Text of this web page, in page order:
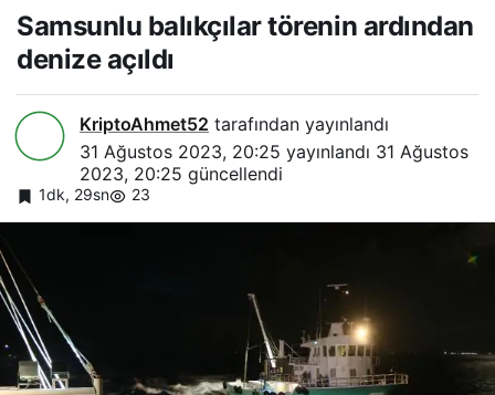
Samsunlu balıkçılar törenin ardından
denize açıldı
KriptoAhmet52 tarafından yayınlandı
31 Ağustos 2023, 20:25 yayınlandı 31 Ağustos
2023, 20:25 güncellendi
1dk, 29sn 23